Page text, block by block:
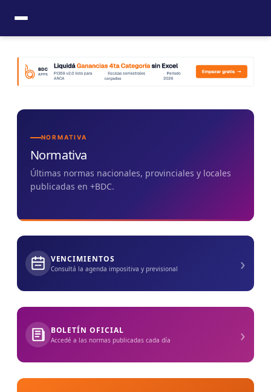
contenido
NORMATIVA
Normativa
Últimas normas nacionales, provinciales y locales
publicadas en +BDC.
VENCIMIENTOS
Consultá la agenda impositiva y previsional ›
BOLETÍN OFICIAL
Accedé a las normas publicadas cada día ›